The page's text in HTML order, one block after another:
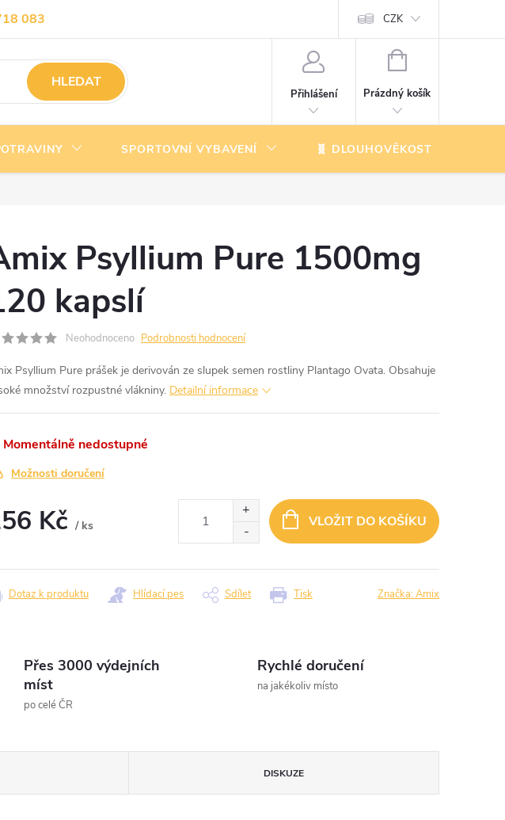
083
Kontakty CZK
HLEDAT
Přihlášení
NÁKUPNÍ
Prázdný košík
SPORTOVNÍ VYBAVENÍ 🧬 DLOUHOVĚKOST
Psyllium Pure 1500mg
kapslí
Neohodnoceno Podrobnosti hodnocení
Psyllium Pure prášek je derivován ze slupek semen rostliny Plantago Ovata. Obsahuje
množství rozpustné vlákniny. Detailní informace
Momentálně nedostupné
Možnosti doručení
Kč / ks
VLOŽIT DO KOŠÍKU
Tisk
Dotaz k produktu Hlídací pes Sdílet Značka:Amix
Přes 3000 výdejních
míst
po celé ČR
Rychlé doručení
na jakékoliv místo
DISKUZE